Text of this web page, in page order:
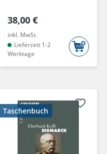
38,00 €
inkl. MwSt.
Lieferzeit 1-2
Werktage
Taschenbuch